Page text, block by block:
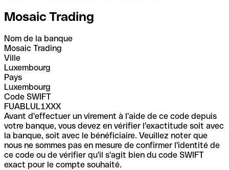
Mosaic Trading
Nom de la banque
Mosaic Trading
Ville
Luxembourg
Pays
Luxembourg
Code SWIFT
FUABLUL1XXX
Avant d'effectuer un virement à l'aide de ce code depuis
votre banque, vous devez en vérifier l'exactitude soit avec
la banque, soit avec le bénéficiaire. Veuillez noter que
nous ne sommes pas en mesure de confirmer l'identité de
ce code ou de vérifier qu'il s'agit bien du code SWIFT
exact pour le compte souhaité.